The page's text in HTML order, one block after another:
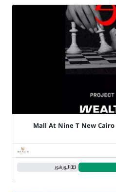
البورشور